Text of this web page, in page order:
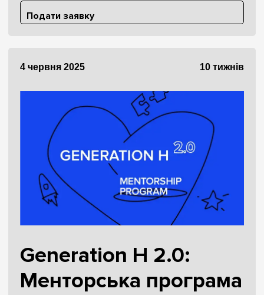
Подати заявку
4 червня 2025 10 тижнів
Generation H 2.0:
Менторська програма